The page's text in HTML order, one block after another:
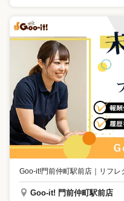
Goo-it!門前仲町駅前店 リフレ
Goo-it! 門前仲町駅前店